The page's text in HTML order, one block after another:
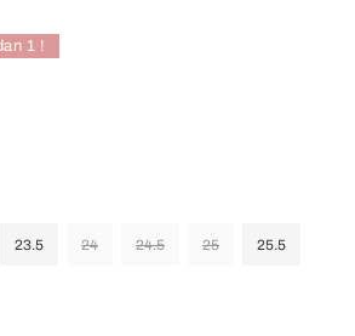
1 !
23.5 24 24.5 25 25.5